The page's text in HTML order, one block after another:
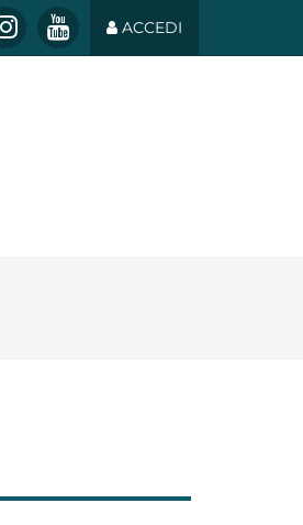
ACCEDI